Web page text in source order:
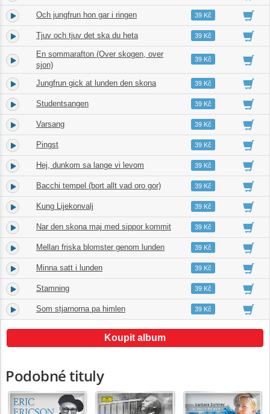
7. Och jungfrun hon gar i ringen 01:1239 Kč
8. Tjuv och tjuv det ska du heta 01:2639 Kč
9.
En sommarafton (Over skogen, over
sjon)
02:4539 Kč
10. Jungfrun gick at lunden den skona 01:0539 Kč
11. Studentsangen 01:3539 Kč
12. Varsang 01:1539 Kč
13. Pingst 01:5039 Kč
14. Hej, dunkom sa lange vi levom 01:4039 Kč
15. Bacchi tempel (bort allt vad oro gor) 02:1239 Kč
16. Kung Lijekonvalj 03:1839 Kč
17. Nar den skona maj med sippor kommit 01:2639 Kč
18. Mellan friska blomster genom lunden 02:3039 Kč
19. Minna satt i lunden 02:2639 Kč
20. Stamning 02:3039 Kč
21. Som stjarnorna pa himlen 03:3839 Kč
Koupit album
Podobné tituly